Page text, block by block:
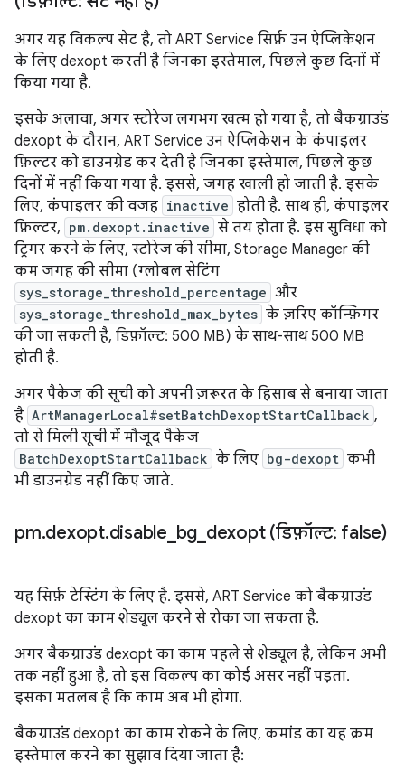
अगर यह विकल्प सेट है, तो ART Service सिर्फ़ उन ऐप्लिकेशन
के लिए dexopt करती है जिनका इस्तेमाल, पिछले कुछ दिनों में
किया गया है.
इसके अलावा, अगर स्टोरेज लगभग खत्म हो गया है, तो बैकग्राउंड
dexopt के दौरान, ART Service उन ऐप्लिकेशन के कंपाइलर
फ़िल्टर को डाउनग्रेड कर देती है जिनका इस्तेमाल, पिछले कुछ
दिनों में नहीं किया गया है. इससे, जगह खाली हो जाती है. इसके
लिए, कंपाइलर की वजह inactive होती है. साथ ही, कंपाइलर
फ़िल्टर, pm.dexopt.inactive से तय होता है. इस सुविधा को
ट्रिगर करने के लिए, स्टोरेज की सीमा, Storage Manager की
कम जगह की सीमा (ग्लोबल सेटिंग
sys_storage_threshold_percentage और
sys_storage_threshold_max_bytes के ज़रिए कॉन्फ़िगर
की जा सकती है, डिफ़ॉल्ट: 500 MB) के साथ-साथ 500 MB
होती है.
अगर पैकेज की सूची को अपनी ज़रूरत के हिसाब से बनाया जाता
है ArtManagerLocal#setBatchDexoptStartCallback ,
तो से मिली सूची में मौजूद पैकेज
BatchDexoptStartCallback के लिए bg-dexopt कभी
भी डाउनग्रेड नहीं किए जाते.
pm.dexopt.disable bg dexopt (डिफ़ॉल्ट: false)
यह सिर्फ़ टेस्टिंग के लिए है. इससे, ART Service को बैकग्राउंड
dexopt का काम शेड्यूल करने से रोका जा सकता है.
अगर बैकग्राउंड dexopt का काम पहले से शेड्यूल है, लेकिन अभी
तक नहीं हुआ है, तो इस विकल्प का कोई असर नहीं पड़ता.
इसका मतलब है कि काम अब भी होगा.
बैकग्राउंड dexopt का काम रोकने के लिए, कमांड का यह क्रम
इस्तेमाल करने का सुझाव दिया जाता है: